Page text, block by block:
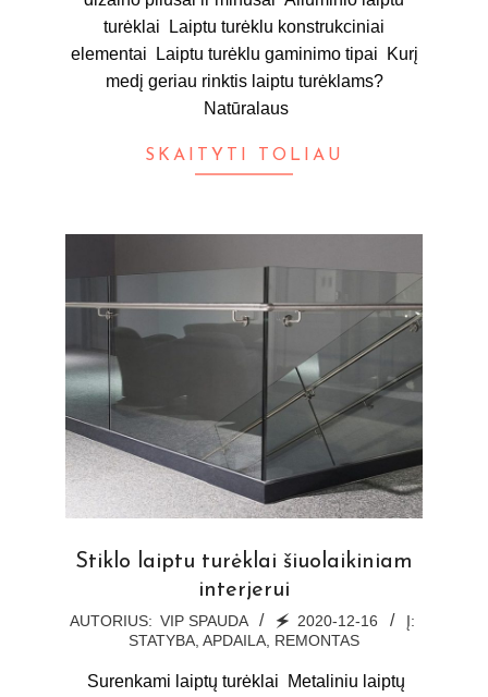
turėklai Laiptu turėklu konstrukciniai
elementai Laiptu turėklu gaminimo tipai Kurį
medį geriau rinktis laiptu turėklams?
Natūralaus
SKAITYTI TOLIAU
Stiklo laiptu turėklai šiuolaikiniam
interjerui
2020-
AUTORIUS: VIP SPAUDA 🗲 2020-12-16
Į:
STATYBA, APDAILA, REMONTAS
Surenkami laiptų turėklai Metaliniu laiptų